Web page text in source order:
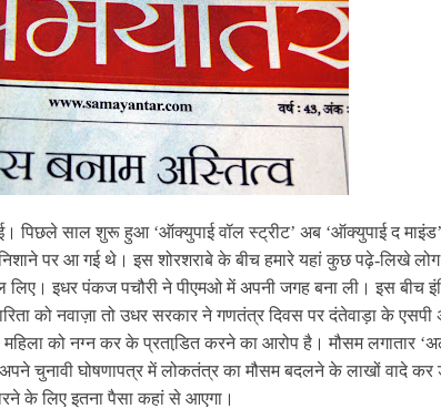
साल शुरू हुआ ‘ऑक्‍युपाई वॉल स्‍ट्रीट’ अब ‘ऑक्‍युपाई द
पर आ गई थे। इस शोरशराबे के बीच हमारे यहां कुछ पढ़े-लिखे
लिए। इधर पंकज पचौरी ने पीएमओ में अपनी जगह बना ली। इस बीच
को नवाज़ा तो उधर सरकार ने गणतंत्र दिवस पर दंतेवाड़ा के एसपी
महिला को नग्‍न कर के प्रताडि़त करने का आरोप है। मौसम लगातार
चुनावी घोषणापत्र में लोकतंत्र का मौसम बदलने के लाखों वादे
के लिए इतना पैसा कहां से आएगा।